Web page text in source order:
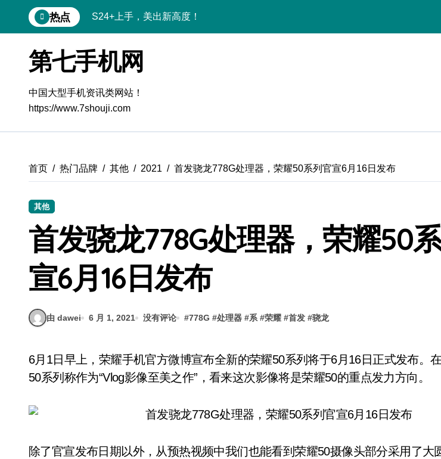
到
热点 S24+上手，美出新高度！
A56 5G登场，刷新三星时尚新高度！
三星S26上手玩转个性美化｜手机体验官必看
S25美化秘籍：个性定制，炫酷随行
Galaxy C55 5G潮玩定制，焕新体验无限可能
Galaxy Z Flip6：折叠时尚，秒变潮流焦点
S25 Ultra颜值炸裂！定制主题潮翻天
第七手机网
中国大型手机资讯类网站！
https://www.7shouji.com
首页 热门品牌 其他 2021 首发骁龙778G处理器，荣耀50系列官宣6月16日发布
其他
首发骁龙778G处理器，荣耀50
宣6月16日发布
由 dawei 6 月 1, 2021 没有评论 #778G #处理器 #系 #荣耀 #首发 #骁龙
6月1日早上，荣耀手机官方微博宣布全新的荣耀50系列将于6月16日正式发布。在微博中将荣耀
50系列称作为“Vlog影像至美之作”，看来这次影像将是荣耀50的重点发力方向。
除了官宣发布日期以外，从预热视频中我们也能看到荣耀50摄像头部分采用了大